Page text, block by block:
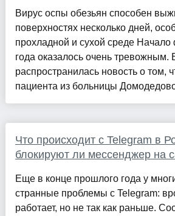
Вирус оспы обезьян способен
поверхностях несколько дней,
прохладной и сухой среде
года оказалось очень
распространилась новость о том,
пациента из больницы
Что происходит с Telegram в
блокируют ли мессенджер на
Еще в конце прошлого года у
странные проблемы с Telegram:
работает, но не так как раньше.